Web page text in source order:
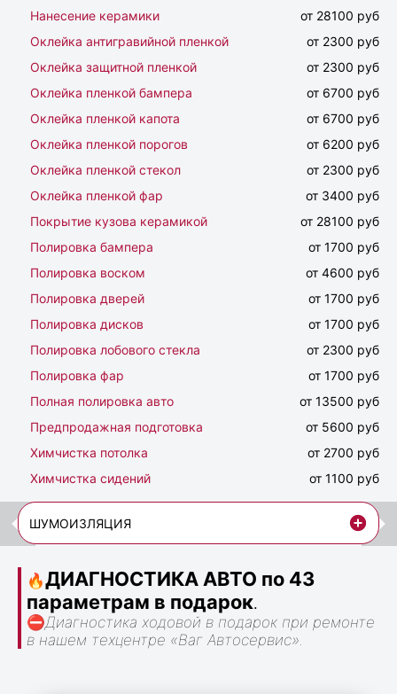
Нанесение керамики
от 28100 руб
Оклейка антигравийной пленкой
от 2300 руб
Оклейка защитной пленкой
от 2300 руб
Оклейка пленкой бампера
от 6700 руб
Оклейка пленкой капота
от 6700 руб
Оклейка пленкой порогов
от 6200 руб
Оклейка пленкой стекол
от 2300 руб
Оклейка пленкой фар
от 3400 руб
Покрытие кузова керамикой
от 28100 руб
Полировка бампера
от 1700 руб
Полировка воском
от 4600 руб
Полировка дверей
от 1700 руб
Полировка дисков
от 1700 руб
Полировка лобового стекла
от 2300 руб
Полировка фар
от 1700 руб
Полная полировка авто
от 13500 руб
Предпродажная подготовка
от 5600 руб
Химчистка потолка
от 2700 руб
Химчистка сидений
от 1100 руб
ШУМОИЗЛЯЦИЯ
🔥ДИАГНОСТИКА АВТО по 43
параметрам в подарок.
⛔Диагностика ходовой в подарок при ремонте
в нашем техцентре «Ваг Автосервис».